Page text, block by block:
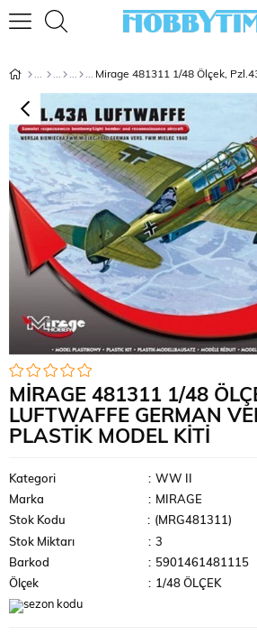
MIRAGE 481311 1/48
LUFTWAFFE GERMAN
PLASTIK MODEL KITI
Kategori : WW II
Marka
: MIRAGE
Stok Kodu
(MRG481311)
Stok Miktarı
: 3
Barkod
: 5901461481115
Ölçek
: 1/48 ÖLÇEK